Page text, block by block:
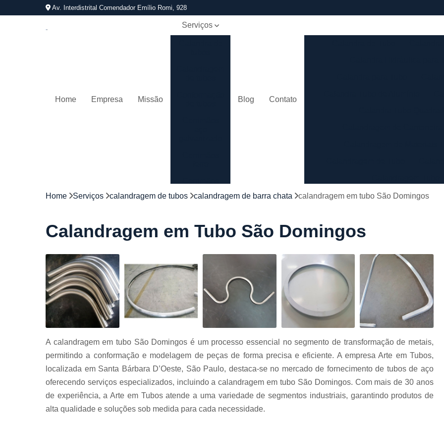
Av. Interdistrital Comendador Emílio Romi, 928
Home Empresa Missão
Serviços
Cortes a
chapa
Curvamento
de tubo
Dobra de
chapas
tubo
Empresas de
corte
Guarda
corpos
carbono
Blog Contato
Calandragem Tubo em
Conformação com Tubo Tipo
Conformação em
Conformação para
Conformação Tubo de Metal
Corrimão Aço Tipo
Corrimão de
Corrimão de Aço Galvanizado
Corrimão em
Corrimão em Tubo de Aço
Corrimão Galvanizado com
Corrimão
Home Serviços calandragem de tubos calandragem de barra chata calandragem em tubo São Domingos
Calandragem em Tubo São Domingos
A calandragem em tubo São Domingos é um processo essencial no segmento de transformação de metais,
permitindo a conformação e modelagem de peças de forma precisa e eficiente. A empresa Arte em Tubos,
localizada em Santa Bárbara D’Oeste, São Paulo, destaca-se no mercado de fornecimento de tubos de aço
oferecendo serviços especializados, incluindo a calandragem em tubo São Domingos. Com mais de 30 anos
de experiência, a Arte em Tubos atende a uma variedade de segmentos industriais, garantindo produtos de
alta qualidade e soluções sob medida para cada necessidade.